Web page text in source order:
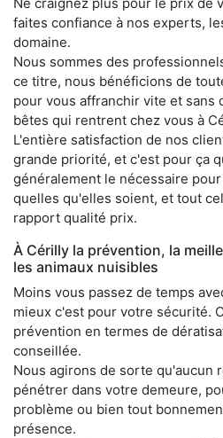
faites confiance à nos experts,
domaine.
Nous sommes des
ce titre, nous bénéficions de
pour vous affranchir vite et sans
bêtes qui rentrent chez vous à
L'entière satisfaction de nos
grande priorité, et c'est pour ça
généralement le nécessaire
quelles qu'elles soient, et tout
rapport qualité prix.
À Cérilly la prévention, la
les animaux nuisibles
Moins vous passez de temps
mieux c'est pour votre sécurité.
prévention en termes de
conseillée.
Nous agirons de sorte qu'aucun
pénétrer dans votre demeure,
problème ou bien tout
présence.